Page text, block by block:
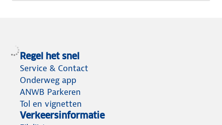
Regel het snel
Service & Contact
Onderweg app
ANWB Parkeren
Tol en vignetten
Verkeersinformatie